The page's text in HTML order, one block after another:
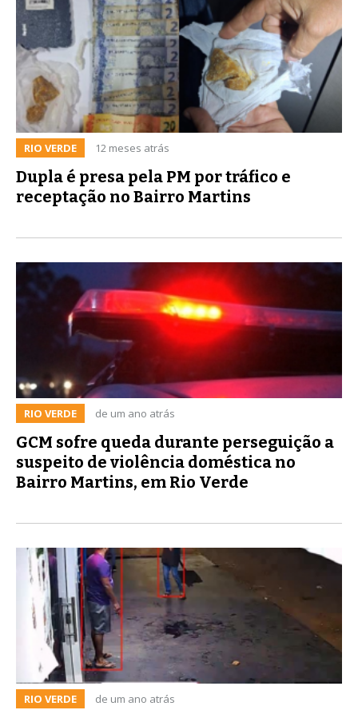
RIO VERDE 12 meses atrás
Dupla é presa pela PM por tráfico e
receptação no Bairro Martins
RIO VERDE de um ano atrás
GCM sofre queda durante perseguição a
suspeito de violência doméstica no
Bairro Martins, em Rio Verde
RIO VERDE de um ano atrás